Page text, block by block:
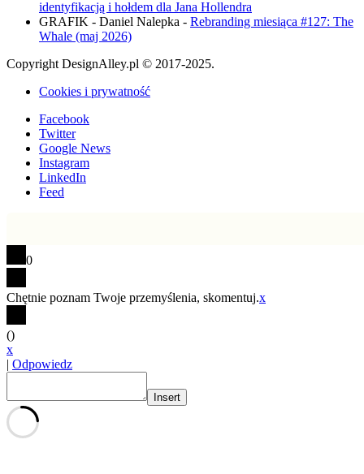
identyfikacją i hołdem dla Jana Hollendra
GRAFIK - Daniel Nalepka - Rebranding miesiąca #127: The
Whale (maj 2026)
Copyright DesignAlley.pl © 2017-2025.
Cookies i prywatność
Facebook
Twitter
Google News
Instagram
LinkedIn
Feed
0
Chętnie poznam Twoje przemyślenia, skomentuj.x
()
x
| Odpowiedz
Insert